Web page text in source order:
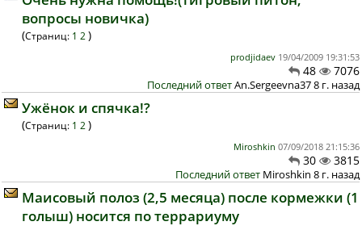
вопросы новичка)
(Страниц: 1 2 )
prodjidaev 19/04/2009 19:31:53
48 7076
Последний ответAn.Sergeevna37 8 г. назад
Ужёнок и спячка!?
(Страниц: 1 2 )
Miroshkin 07/09/2018 21:15:36
30 3815
Последний ответ Miroshkin 8 г. назад
Маисовый полоз (2,5 месяца) после кормежки (1
голыш) носится по террариуму